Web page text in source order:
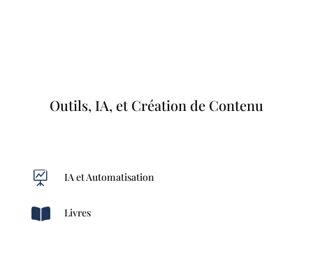
Outils, IA, et Création de Contenu
 IA et Automatisation
 Livres